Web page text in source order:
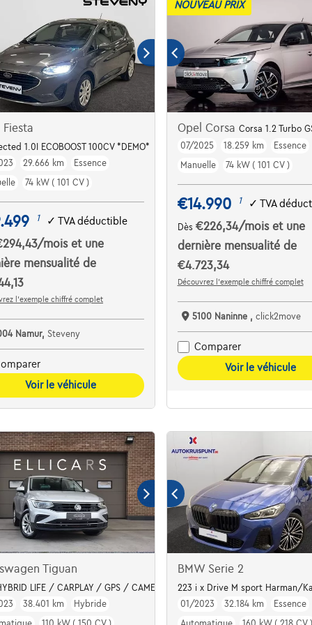
Fiesta
1.0I ECOBOOST 100CV *DEMO*
29.666 km
Essence
74 kW ( 101 CV )
1 ✓TVA déductible
/moiset une
mensualité de
l’exemple chiffré complet
Namur,Steveny
Voir le véhicule
NOUVEAU PRIX
Opel Corsa Corsa 1.2 Turbo
07/2025
18.259 km
Essence
Manuelle
74 kW ( 101 CV )
€14.990 1 ✓ TVA
Dès €226,34/mois et une
dernière mensualité de
€4.723,34
Découvrez l’exemple chiffré complet
5100 Naninne , click2move
Comparer
Voir le véhicule
Opel Crossland 1.2 Turbo Elegance (110 pk)
Tiguan
LIFE / CARPLAY / GPS / CAMERA / LED
38.401 km
Hybride
BMW Serie 2
223 i x Drive M sport Harman/
01/2023
32.184 km
Essence